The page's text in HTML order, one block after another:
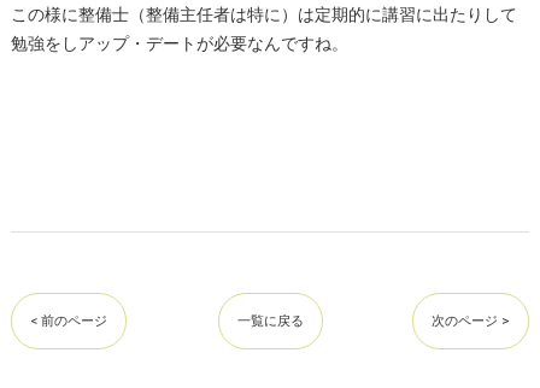
この様に整備士（整備主任者は特に）は定期的に講習に出たりして
勉強をしアップ・デートが必要なんですね。
< 前のページ 一覧に戻る 次のページ >